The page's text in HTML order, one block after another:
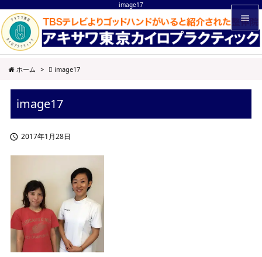
image17


メニュ
ホーム > image17
image17
 2017年1月28日